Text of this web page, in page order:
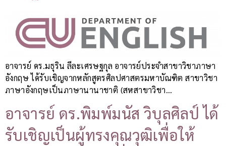
อาจารย์ ดร.มธุริน ลีละเศรษฐกุล อาจารย์ประจำสาขาวิชาภาษา
อังกฤษ ได้รับเชิญจากหลักสูตรศิลปศาสตรมหาบัณฑิต สาขาวิชา
ภาษาอังกฤษเป็นภาษานานาชาติ (สหสาขาวิชา…
อาจารย์ ดร.พิมพ์มนัส วิบุลศิลป์ ได้
รับเชิญเป็นผู้ทรงคุณวุฒิเพื่อให้